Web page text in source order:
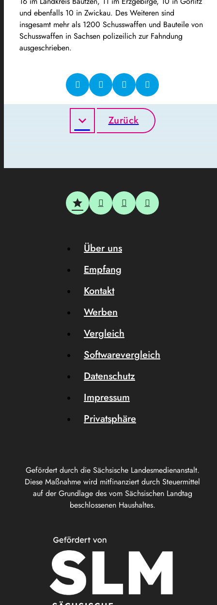
und ebenfalls 10 in Zwickau. Des Weiteren sind
insgesamt mehr als 1200 Schusswaffen und Bauteile von
Schusswaffen in Sachsen polizeilich zur Fahndung
ausgeschrieben.
Zurück
Gefördert durch die Sächsische Landesmedienanstalt.
Diese Maßnahme wird mitfinanziert durch Steuermittel
auf der Grundlage des vom Sächsischen Landtag
beschlossenen Haushaltes.
Über uns
Empfang
Kontakt
Werben
Vergleich
Softwarevergleich
Datenschutz
Impressum
Privatsphäre